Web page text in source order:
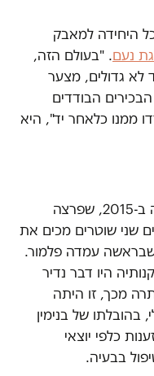
היחידה למאבק
נעם. "בעולם הזה,
לא גדולים, מצער
הבודדים
ממנו כלאחר יד", היא
לאחר מחאת יוצאי אתיופיה הגדולה ב-2015, שפרצה
שני שוטרים מכים את
עמדה פלמור.
היו דבר נדיר
מכך, זו היתה
של בנימין
כלפי יוצאי
בבעיה.